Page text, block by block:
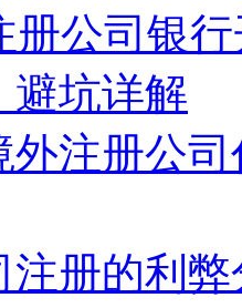
册公司银
避坑详解
外注册公
注册的利